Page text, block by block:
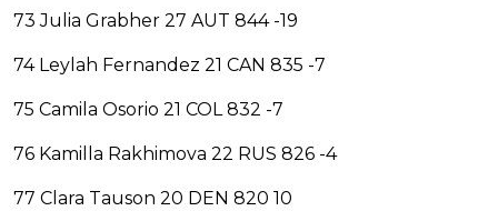
73 Julia Grabher 27 AUT 844 -19
74 Leylah Fernandez 21 CAN 835 -7
75 Camila Osorio 21 COL 832 -7
76 Kamilla Rakhimova 22 RUS 826 -4
77 Clara Tauson 20 DEN 820 10